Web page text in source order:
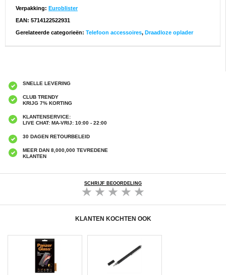
Verpakking: Euroblister
EAN: 5714122522931
Gerelateerde categorieën: Telefoon accessoires, Draadloze oplader
SNELLE LEVERING
CLUB TRENDY
KRIJG 7% KORTING
KLANTENSERVICE:
LIVE CHAT: MA-VRIJ: 10:00 - 22:00
30 DAGEN RETOURBELEID
MEER DAN 8,000,000 TEVREDENE
KLANTEN
SCHRIJF BEOORDELING
KLANTEN KOCHTEN OOK